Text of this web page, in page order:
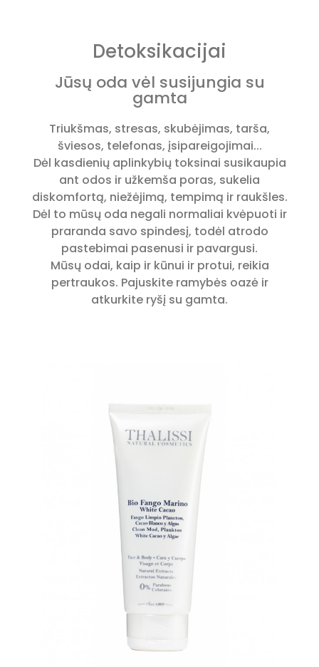
Detoksikacijai
Jūsų oda vėl susijungia su
gamta
Triukšmas, stresas, skubėjimas, tarša,
šviesos, telefonas, įsipareigojimai...
Dėl kasdienių aplinkybių toksinai susikaupia
ant odos ir užkemša poras, sukelia
diskomfortą, niežėjimą, tempimą ir raukšles.
Dėl to mūsų oda negali normaliai kvėpuoti ir
praranda savo spindesį, todėl atrodo
pastebimai pasenusi ir pavargusi.
Mūsų odai, kaip ir kūnui ir protui, reikia
pertraukos. Pajuskite ramybės oazė ir
atkurkite ryšį su gamta.